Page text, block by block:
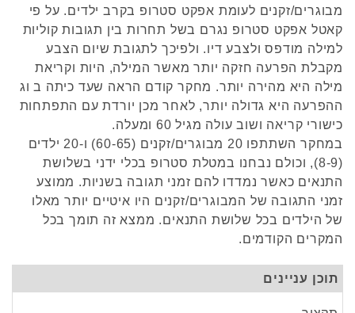
מבוגרים/זקנים לעומת אפקט סטרופ בקרב ילדים. על פי
קאטל אפקט סטרופ נגרם בשל תחרות בין תגובות קוליות
למילה מודפס ולצבע דיו. ולפיכך לתגובת שיום הצבע
מקבלת הפרעה חזקה יותר מאשר המילה, היות וקריאת
מילה היא מהירה יותר. מחקר קודם הראה שעד כיתה ב וג
ההפרעה היא גדולה יותר, לאחר מכן יורדת עם התפתחות
כישורי קריאה ושוב עולה מגיל 60 ומעלה.
במחקר השתתפו 20 מבוגרים/זקנים (60-65) ו-20 ילדים
(8-9), וכולם נבחנו במטלת סטרופ בכלי ידני בשלושת
התנאים כאשר נמדדו להם זמני תגובה בשניות. ממוצע
זמני התגובה של המבוגרים/זקנים היו איטיים יותר מאלו
של הילדים בכל שלושת התנאים. ממצא זה תומך בכל
המקרים הקודמים.
תוכן עניינים